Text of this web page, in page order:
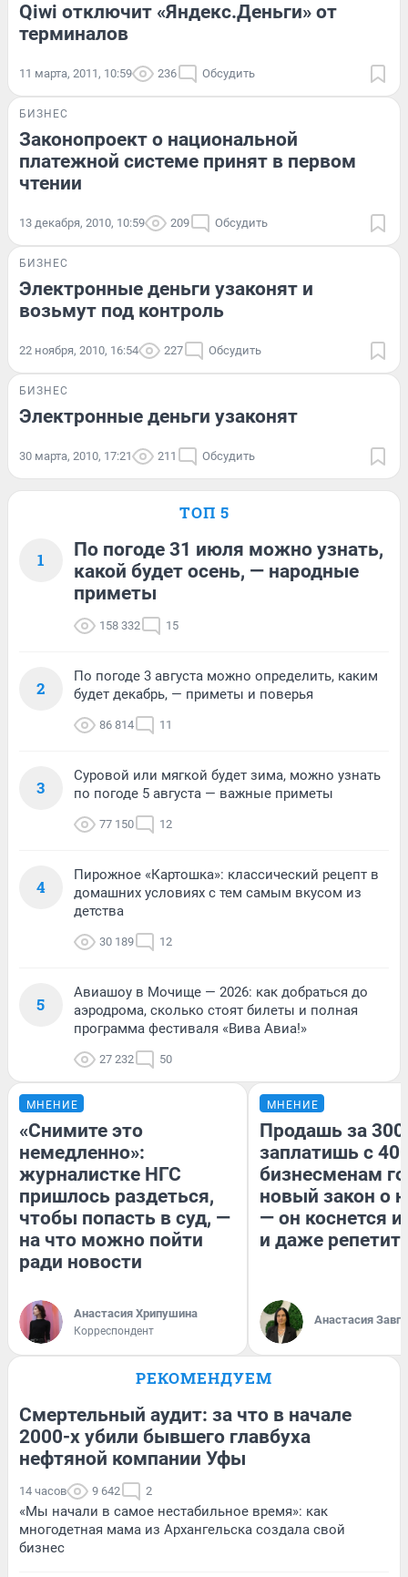
Qiwi отключит «Яндекс.Деньги» от
терминалов
11 марта, 2011, 10:59 236 Обсудить
БИЗНЕС
Законопроект о национальной
платежной системе принят в первом
чтении
13 декабря, 2010, 10:59 209 Обсудить
БИЗНЕС
Электронные деньги узаконят и
возьмут под контроль
22 ноября, 2010, 16:54 227 Обсудить
БИЗНЕС
Электронные деньги узаконят
30 марта, 2010, 17:21 211 Обсудить
ТОП 5
1
По погоде 31 июля можно узнать,
какой будет осень, — народные
приметы
158 332 15
2
По погоде 3 августа можно определить, каким
будет декабрь, — приметы и поверья
86 814 11
3
Суровой или мягкой будет зима, можно узнать
по погоде 5 августа — важные приметы
77 150 12
4
Пирожное «Картошка»: классический рецепт в
домашних условиях с тем самым вкусом из
детства
30 189 12
5
Авиашоу в Мочище — 2026: как добраться до
аэродрома, сколько стоят билеты и полная
программа фестиваля «Вива Авиа!»
27 232 50
МНЕНИЕ
«Снимите это
немедленно»:
журналистке НГС
пришлось раздеться,
чтобы попасть в суд, —
на что можно пойти
ради новости
Анастасия Хрипушина
Корреспондент
МНЕНИЕ
Продашь за
заплатишь с
бизнесменам
новый закон о
— он коснется
и даже
Анастасия
РЕКОМЕНДУЕМ
Смертельный аудит: за что в начале
2000-х убили бывшего главбуха
нефтяной компании Уфы
14 часов 9 642 2
«Мы начали в самое нестабильное время»: как
многодетная мама из Архангельска создала свой
бизнес